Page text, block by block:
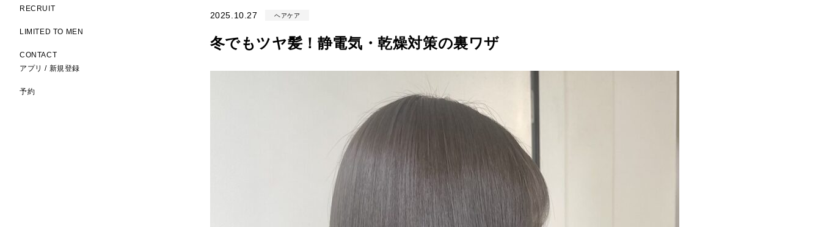
RECRUIT
LIMITED TO MEN
CONTACT
アプリ / 新規登録
予約
2025.10.27 ヘアケア
冬でもツヤ髪！静電気・乾燥対策の裏ワザ